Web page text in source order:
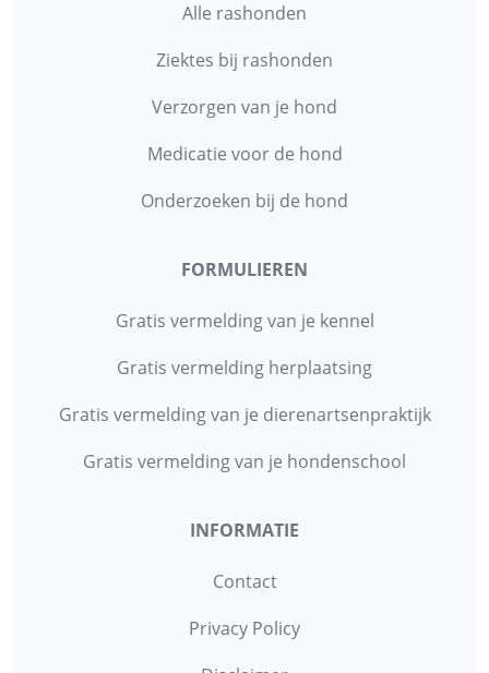
Alle rashonden
Ziektes bij rashonden
Verzorgen van je hond
Medicatie voor de hond
Onderzoeken bij de hond
FORMULIEREN
Gratis vermelding van je kennel
Gratis vermelding herplaatsing
Gratis vermelding van je dierenartsenpraktijk
Gratis vermelding van je hondenschool
INFORMATIE
Contact
Privacy Policy